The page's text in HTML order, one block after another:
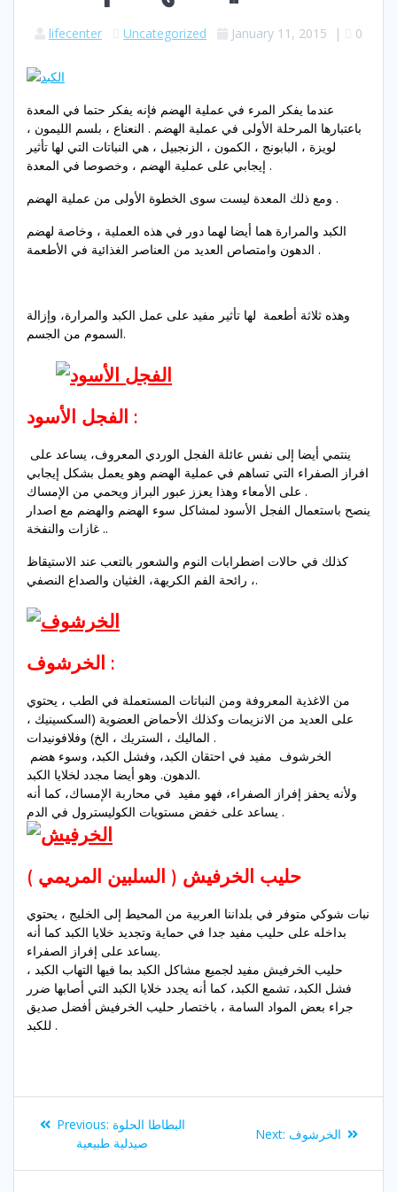
lifecenter Uncategorized January 11, 2015 | 0
عندما يفكر المرء في عملية الهضم فإنه يفكر حتما في المعدة
باعتبارها المرحلة الأولى في عملية الهضم . النعناع ، بلسم الليمون ،
لويزة ، البابونج ، الكمون ، الزنجبيل ، هي النباتات التي لها تأثير
إيجابي على عملية الهضم ، وخصوصا
في المعدة .
ومع ذلك المعدة ليست سوى الخطوة الأولى من
عملية الهضم .
الكبد والمرارة هما أيضا لهما دور في هذه العملية ، وخاصة لهضم
الدهون وامتصاص العديد من العناصر الغذائية في الأطعمة .
وهذه ثلاثة أطعمة لها تأثير مفيد على عمل الكبد والمرارة، وإزالة
السموممن الجسم.
الفجل :
افراز الصفراء التي تساهم في عملية الهضم وهو يعمل بشكل إيجابي
على الأمعاء وهذا يعزز عبور البراز ويحمي من
الإمساك .
ينصح باستعمال الفجل الأسود لمشاكل سوء الهضم والهضم مع اصدار
..
كذلك في حالات اضطرابات النوم والشعور بالتعب عند الاستيقاظ
، رائحة الفم الكريهة، الغثيان و الصداع النصفي.
:
من الاغذية المعروفة ومن النباتات المستعملة في الطب ، يحتوي
على العديد من الانزيمات وكذلك الأحماض العضوية (السكسينيك ،
الماليك ، الستريك ، الخ)
.
الخرشوف مفيد في احتقان الكبد، وفشل الكبد، وسوء هضم
الدهون. وهو أيضا مجدد لخلايا
الكبد.
ولأنه يحفز إفراز الصفراء، فهو مفيد في محاربة الإمساك، كما أنه
يساعد على خفض مستويات الكوليسترول في الدم .
حليب الخرفيش ( السلبين المريمي )
نبات شوكي متوفر في بلداننا العربية من المحيط إلى الخليج ، يحتوي
بداخله على حليب مفيد جدا في حماية وتجديد خلايا الكبد كما أنه
يساعد على إفراز الصفراء.
حليب الخرفيش مفيد لجميع مشاكل الكبد بما فيها التهاب الكبد ،
فشل الكبد، تشمع الكبد، كما أنه يجدد خلايا الكبد التي أصابها ضرر
جراء بعض المواد السامة ، باختصار حليب الخرفيش أفضل صديق
للكبد .
Post
navigation
Previous: Previous
post:
البطاطا الحلوة
صيدلية طبيعية
Next: Next
الخرشوف